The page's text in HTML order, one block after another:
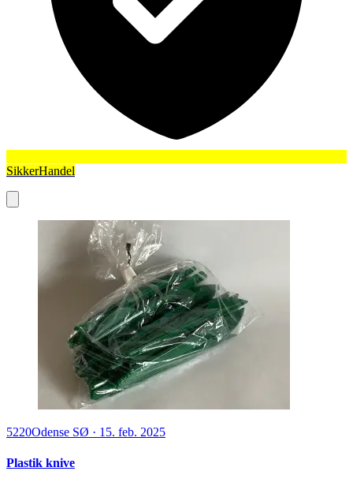
SikkerHandel
5220Odense SØ · 15. feb. 2025
Plastik knive